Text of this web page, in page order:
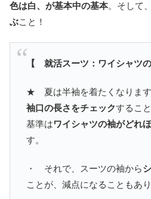
色は白、が基本中の基本。そして
ぶこと！
【 就活スーツ：ワイシャツ
★ 夏は半袖を着たくなりま
袖口の長さをチェックするこ
基準はワイシャツの袖がどれ
す。
・ それで、スーツの袖から
ことが、減点になることもあり